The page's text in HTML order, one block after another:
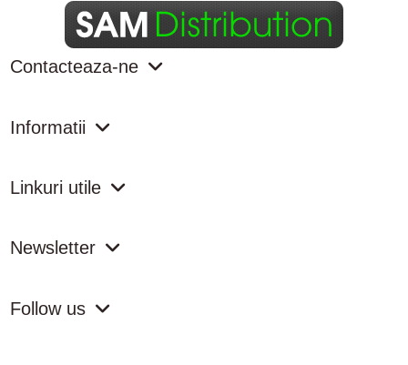
Contacteaza-ne
Informatii
Linkuri utile
Newsletter
Follow us